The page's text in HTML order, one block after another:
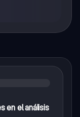
en el análisis